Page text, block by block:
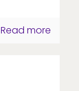
Read more